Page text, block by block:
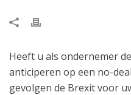
Heeft u als ondernemer
anticiperen op een no-
gevolgen de Brexit voor